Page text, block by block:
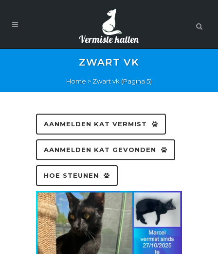
ZWART VK
Home >Zwart vk (Pagina 5)
AANMELDEN KAT VERMIST
AANMELDEN KAT GEVONDEN
HOE STEUNEN